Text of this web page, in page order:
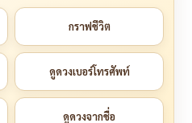
กราฟชีวิต
ดูดวงเบอร์โทรศัพท์
ดูดวงจากชื่อ